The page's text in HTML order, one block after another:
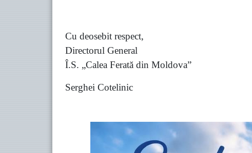
Cu deosebit respect,
Directorul General
Î.S. „Calea Ferată din Moldova”
Serghei Cotelinic